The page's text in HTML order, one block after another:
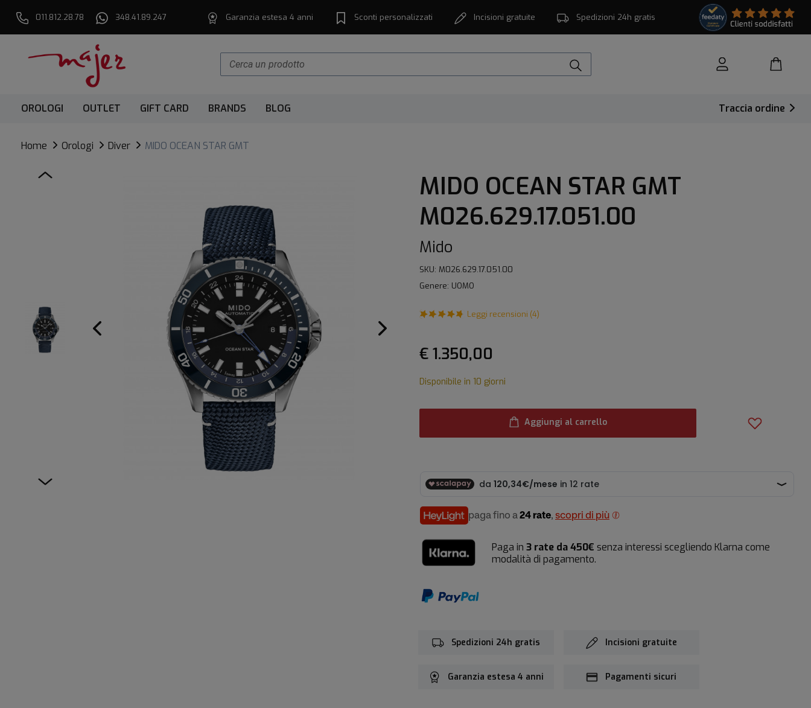
011.812.28.78 348.41.89.247 Garanzia estesa 4 anni Sconti personalizzati Incisioni gratuite Spedizioni 24h gratis
OROLOGI OUTLET GIFT CARD BRANDS BLOG Traccia ordine
Home Orologi Diver MIDO OCEAN STAR GMT
MIDO OCEAN STAR GMT
M026.629.17.051.00
Mido
SKU: M026.629.17.051.00
Genere: UOMO
Leggi recensioni (4)
€ 1.350,00
Disponibile in 10 giorni
Aggiungi al carrello
paga fino a 24 rate, scopri di più
Paga in 3 rate da 450€ senza interessi scegliendo Klarna come
modalità di pagamento.
Spedizioni 24h gratis Incisioni gratuite
Garanzia estesa 4 anni Pagamenti sicuri